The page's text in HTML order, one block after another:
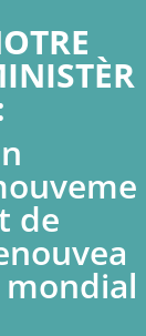
de
mondial